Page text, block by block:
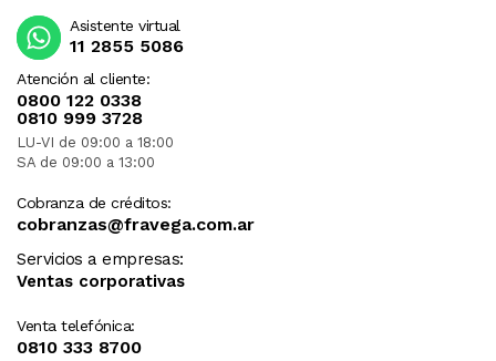
Atención al cliente:
0800 122 0338
0810 999 3728
LU-VI de 09:00 a 18:00
SA de 09:00 a 13:00
Cobranza de créditos:
cobranzas@fravega.com.ar
Servicios a empresas:
Ventas corporativas
Venta telefónica:
0810 333 8700
Asistente virtual
11 2855 5086